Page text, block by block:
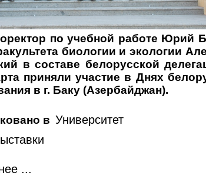
по учебной работе Юрий
биологии и экологии
в составе белорусской
приняли участие в Днях
в г. Баку (Азербайджан).
в Университет
...